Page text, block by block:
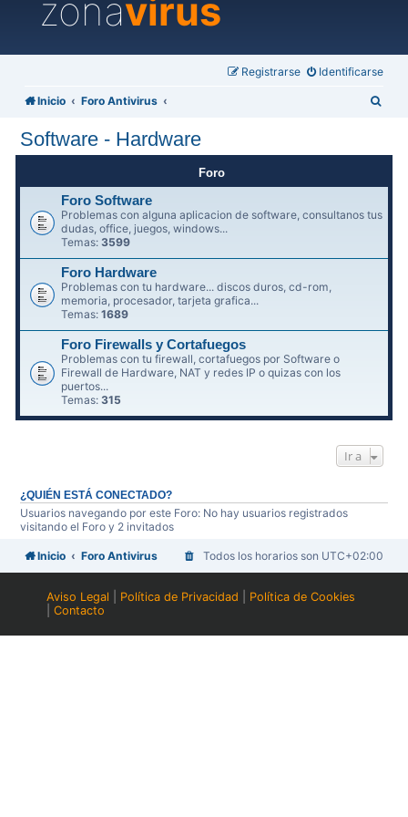
zonavirus
Identificarse
Registrarse
Inicio Foro Antivirus
Software - Hardware
Foro
Foro Software
Problemas con alguna aplicacion de software, consultanos tus
dudas, office, juegos, windows...
Temas: 3599
Foro Hardware
Problemas con tu hardware... discos duros, cd-rom,
memoria, procesador, tarjeta grafica...
Temas:1689
Foro Firewalls y Cortafuegos
Problemas con tu firewall, cortafuegos por Software o
Firewall de Hardware, NAT y redes IP o quizas con los
puertos...
Temas:315
Ir a
¿QUIÉN ESTÁ CONECTADO?
Usuarios navegando por este Foro: No hay usuarios registrados
visitando el Foro y 2 invitados
Inicio Foro Antivirus Todos los horarios son UTC+02:00
Aviso Legal Política de Privacidad
Política de Cookies
|Contacto